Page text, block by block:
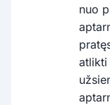
nuo
atlikti